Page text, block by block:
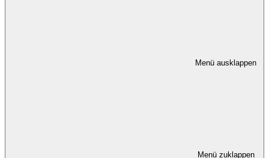
Menü ausklappen
Menü zuklappen